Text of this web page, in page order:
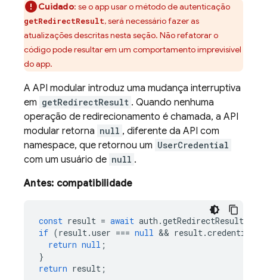
Cuidado: se o app usar o método de autenticação
getRedirectResult, será necessário fazer as
atualizações descritas nesta seção. Não refatorar o
código pode resultar em um comportamento imprevisível
do app.
A API modular introduz uma mudança interruptiva
em getRedirectResult . Quando nenhuma
operação de redirecionamento é chamada, a API
modular retorna null , diferente da API com
namespace, que retornou um UserCredential
com um usuário de null .
Antes: compatibilidade
const result = await auth .getRedirectResult
if (result.user === null && result.credential
return null ;
}
return result ;